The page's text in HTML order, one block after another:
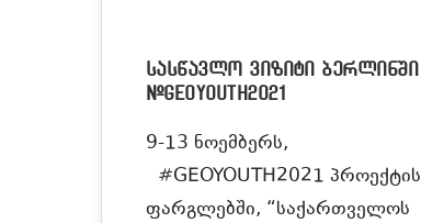
სასწავლო ვიზიტი ბერლინში
#GEOYOUTH2021
9-13 ნოემბერს,
#GEOYOUTH2021 პროექტის
ფარგლებში, “საქართველოს